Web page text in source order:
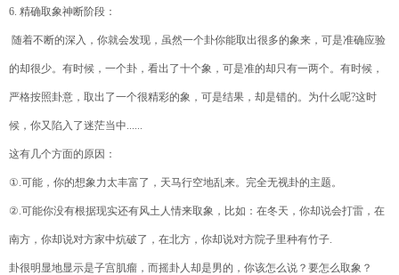
6. 精确取象神断阶段：
随着不断的深入，你就会发现，虽然一个卦你能取出很多的象来，可是准确应验
的却很少。有时候，一个卦，看出了十个象，可是准的却只有一两个。有时候，
严格按照卦意，取出了一个很精彩的象，可是结果，却是错的。为什么呢?这时
候，你又陷入了迷茫当中
这有几个方面的原因：
① 可能，你的想象力太丰富了，天马行空地乱来。完全无视卦的主题。
② 可能你没有根据现实还有风土人情来取象，比如：在冬天，你却说会打雷，在
南方，你却说对方家中炕破了，在北方，你却说对方院子里种有竹子
卦很明显地显示是子宫肌瘤，而摇卦人却是男的，你该怎么说？要怎么取象？